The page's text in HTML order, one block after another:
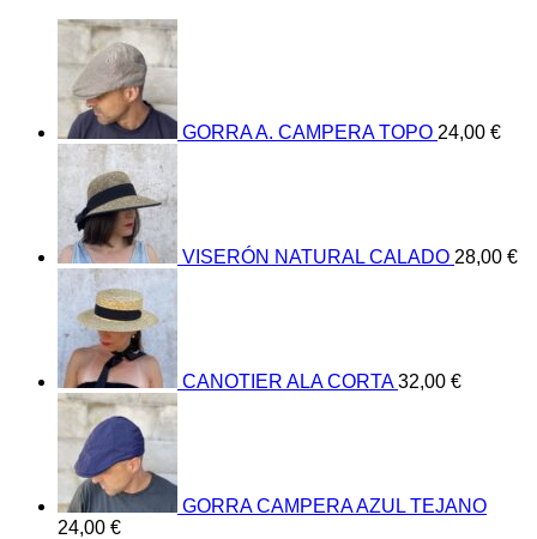
GORRA A. CAMPERA TOPO 24,00 €
VISERÓN NATURAL CALADO 28,00 €
CANOTIER ALA CORTA 32,00 €
GORRA CAMPERA AZUL TEJANO
24,00 €